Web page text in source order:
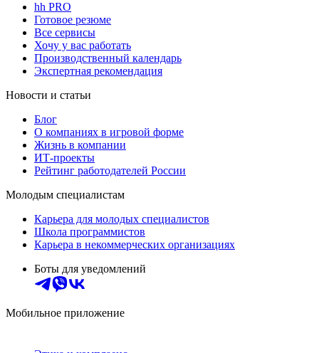
hh PRO
Готовое резюме
Все сервисы
Хочу у вас работать
Производственный календарь
Экспертная рекомендация
Новости и статьи
Блог
О компаниях в игровой форме
Жизнь в компании
ИТ-проекты
Рейтинг работодателей России
Молодым специалистам
Карьера для молодых специалистов
Школа программистов
Карьера в некоммерческих организациях
Боты для уведомлений
Мобильное приложение